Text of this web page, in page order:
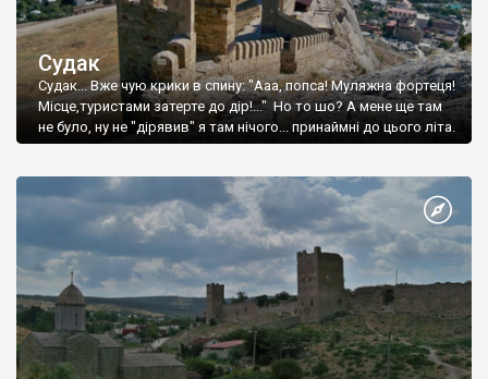
Судак
Судак... Вже чую крики в спину: "Ааа, попса! Муляжна фортеця!
Місце,туристами затерте до дір!..." Но то шо? А мене ще там
не було, ну не "дірявив" я там нічого... принаймні до цього літа.